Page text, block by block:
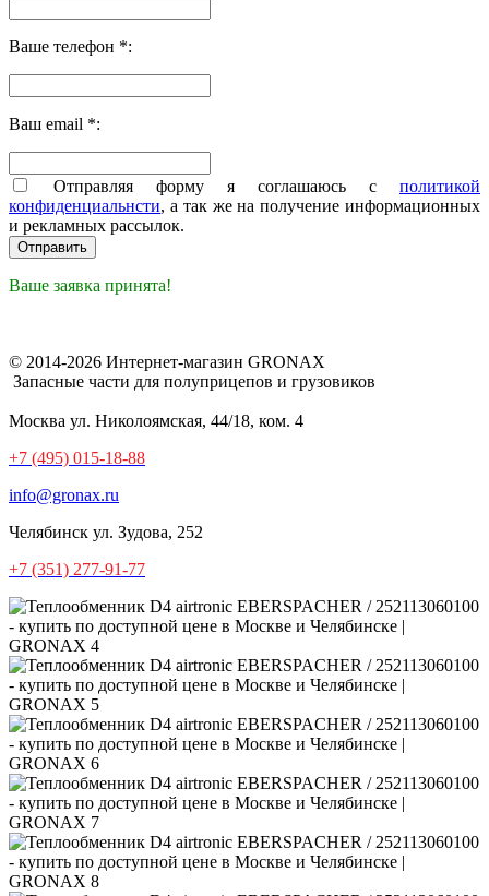
Ваше телефон *:
Ваш email *:
Отправляя форму я соглашаюсь с политикой
конфиденциальнсти, а так же на получение информационных
и рекламных рассылок.
Ваше заявка принята!
© 2014-2026 Интернет-магазин GRONAX
Запасные части для полуприцепов и грузовиков
Москва ул. Николоямская, 44/18, ком. 4
+7 (495) 015-18-88
info@gronax.ru
Челябинск ул. Зудова, 252
+7 (351) 277-91-77